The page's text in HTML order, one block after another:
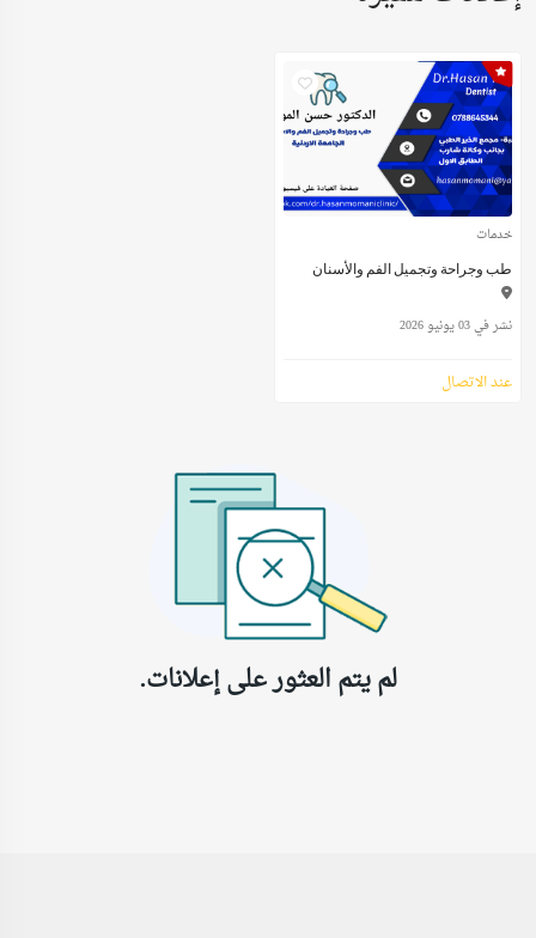
خدمات
طب وجراحة وتجميل الفم والأسنان
نشر في 03 يونيو 2026
عند الاتصال
لم يتم العثور على إعلانات.